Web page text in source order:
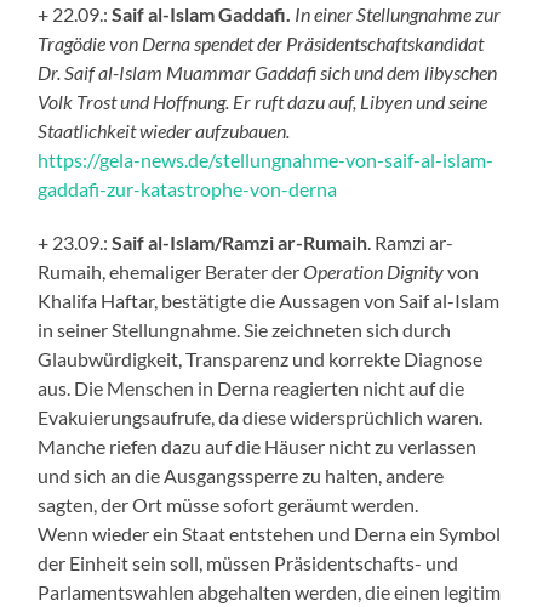
+ 22.09.:Saif al-Islam Gaddafi. In einer Stellungnahme zur
Tragödie von Derna spendet der Präsidentschaftskandidat
Dr. Saif al-Islam Muammar Gaddafi sich und dem libyschen
Volk Trost und Hoffnung. Er ruft dazu auf, Libyen und seine
Staatlichkeit wieder aufzubauen.
https://gela-news.de/stellungnahme-von-saif-al-islam-
gaddafi-zur-katastrophe-von-derna
+ 23.09.:Saif al-Islam/Ramzi ar-Rumaih . Ramzi ar-
Rumaih, ehemaliger Berater derOperation Dignityvon
Khalifa Haftar, bestätigte die Aussagen von Saif al-Islam
in seiner Stellungnahme. Sie zeichneten sich durch
Glaubwürdigkeit, Transparenz und korrekte Diagnose
aus. Die Menschen in Derna reagierten nicht auf die
Evakuierungsaufrufe, da diese widersprüchlich waren.
Manche riefen dazu auf die Häuser nicht zu verlassen
und sich an die Ausgangssperre zu halten, andere
sagten, der Ort müsse sofort geräumt werden.
Wenn wieder ein Staat entstehen und Derna ein Symbol
der Einheit sein soll, müssen Präsidentschafts- und
Parlamentswahlen abgehalten werden, die einen legitim